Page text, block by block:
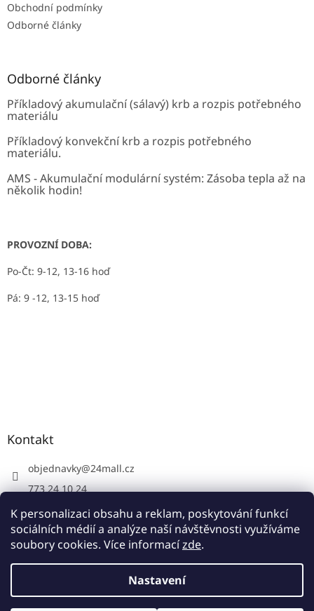
K personalizaci obsahu a reklam, poskytování funkcí
sociálních médií a analýze naší návštěvnosti využíváme
soubory cookies. Více informacízde.
Nastavení
Obchodní podmínky
Odborné články
Odborné články
Příkladový akumulační (sálavý) krb a rozpis potřebného
materiálu
Příkladový konvekční krb a rozpis potřebného
materiálu.
AMS - Akumulační modulární systém: Zásoba tepla až na
několik hodin!
PROVOZNÍ DOBA:
Po-Čt: 9-12, 13-16 hoď
Pá: 9 -12, 13-15 hoď
Kontakt
objednavky@24mall.cz
773 24 10 24
https://www.facebook.com/24krby